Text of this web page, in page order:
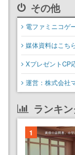
その他
電ファミニコゲ
媒体資料はこち
XプレゼントCP
運営：株式会社
ランキ
1